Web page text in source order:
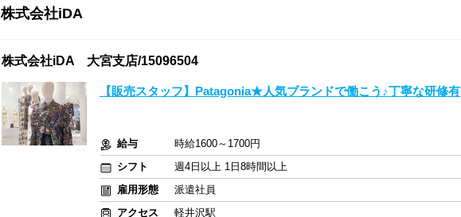
株式会社iDA
株式会社iDA 大宮支店/15096504
【販売スタッフ】Patagonia★人気ブランドで働こう♪丁寧な研修有
給与
時給1600～1700円
シフト
週4日以上 1日8時間以上
雇用形態
派遣社員
アクセス
軽井沢駅